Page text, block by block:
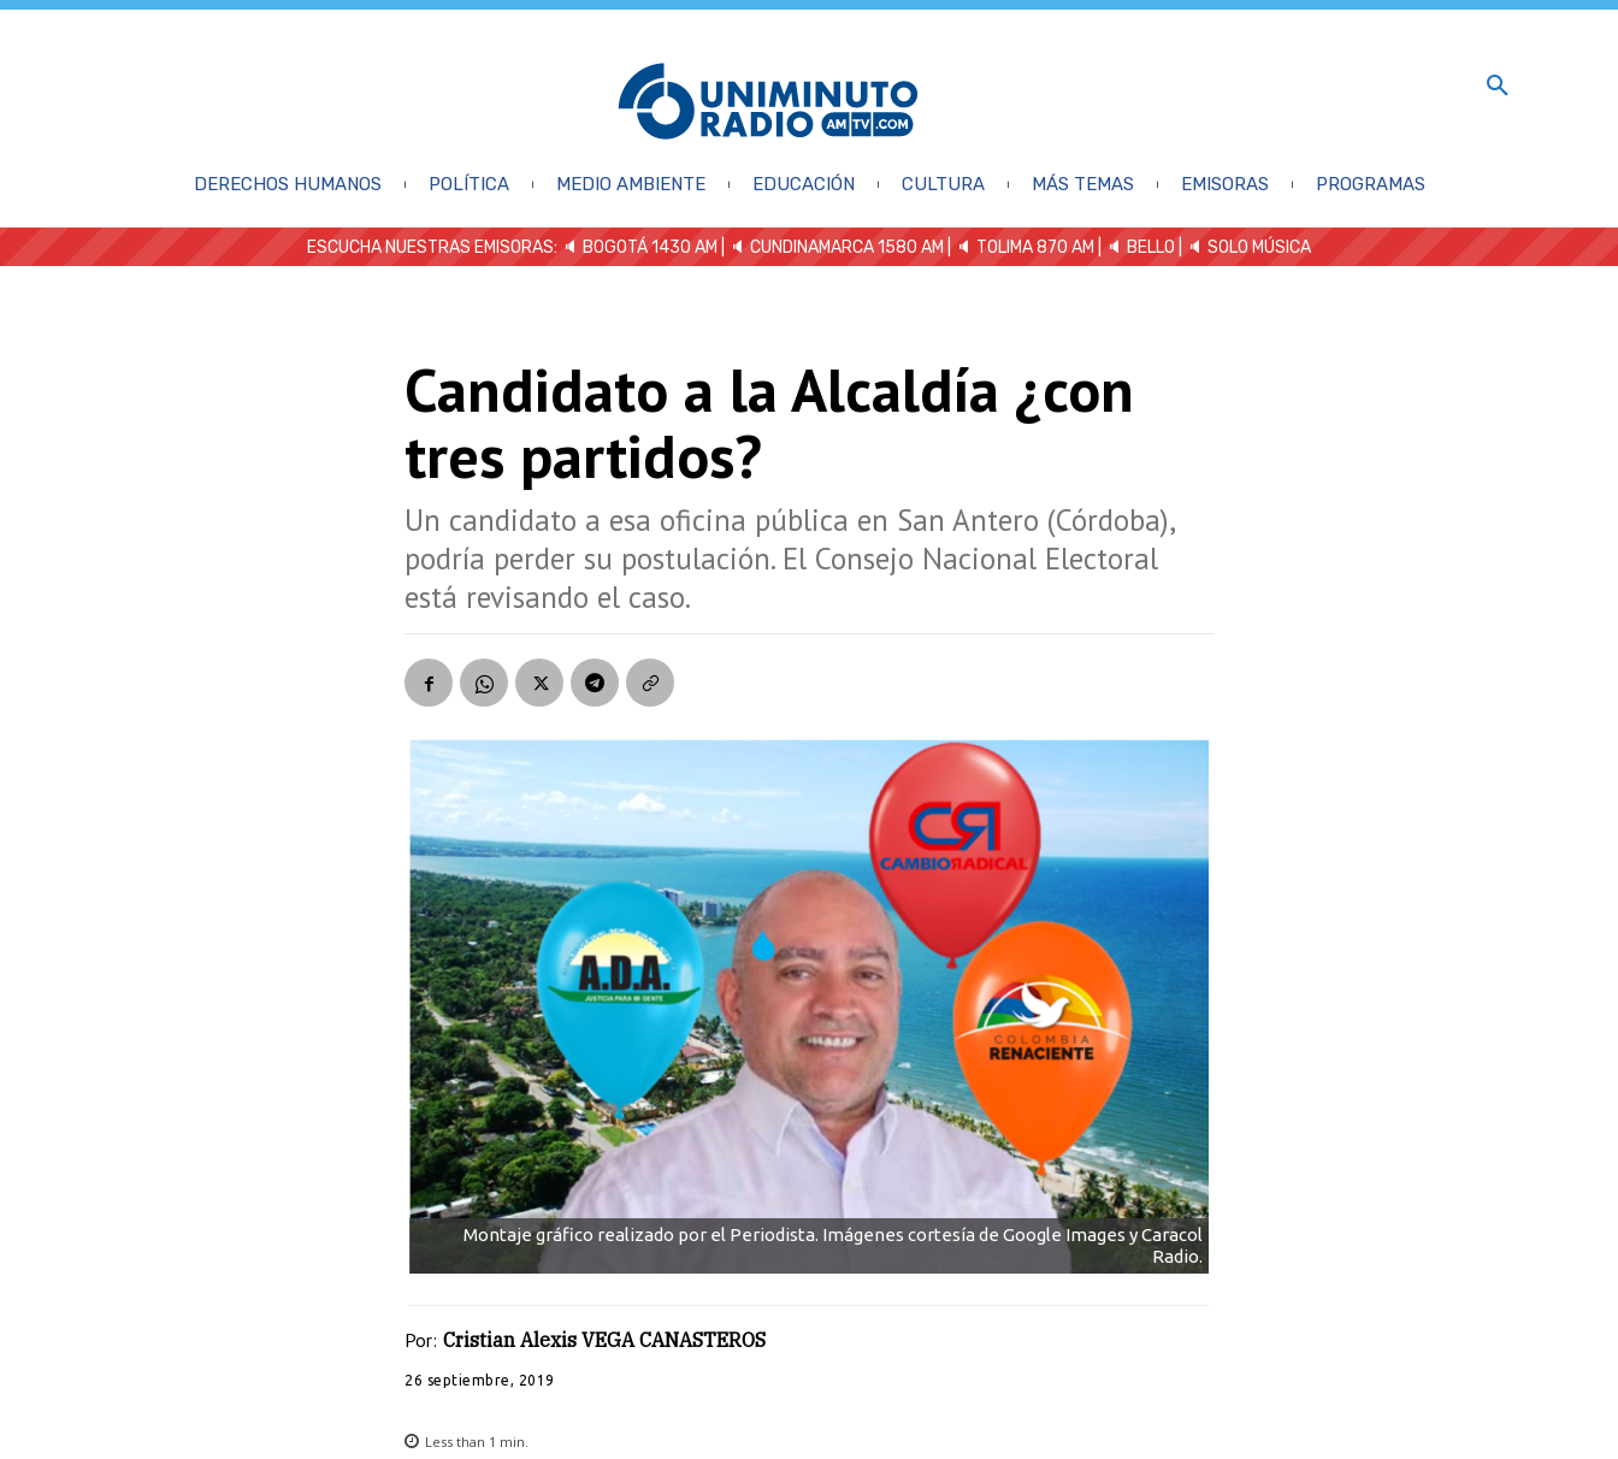
DERECHOS HUMANOS POLÍTICA MEDIO AMBIENTE EDUCACIÓN CULTURA MÁS TEMAS EMISORAS PROGRAMAS
ESCUCHA NUESTRAS EMISORAS: 🔈 BOGOTÁ 1430 AM | 🔈 CUNDINAMARCA 1580 AM | 🔈 TOLIMA 870 AM | 🔈 BELLO 🔈 SOLO MÚSICA
Candidato a la Alcaldía ¿con
tres partidos?
Un candidato a esa oficina pública en San Antero (Córdoba),
podría perder su postulación. El Consejo Nacional Electoral
está revisando el caso.
Montaje gráfico realizado por el Periodista. Imágenes cortesía de Google Images y Caracol
Radio.
Por: Cristian Alexis VEGA CANASTEROS
26 septiembre, 2019
Less than 1 min.